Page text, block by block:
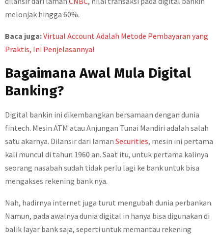
melonjak hingga 60%.
Baca juga:Virtual Account Adalah Metode Pembayaran yang
Praktis, Ini Penjelasannya!
Bagaimana Awal Mula Digital
Banking?
Digital bankin ini dikembangkan bersamaan dengan dunia
fintech. Mesin ATM atau Anjungan Tunai Mandiri adalah salah
satu akarnya. Dilansir dari laman Securities, mesin ini pertama
kali muncul di tahun 1960 an. Saat itu, untuk pertama kalinya
seorang nasabah sudah tidak perlu lagi ke bank untuk bisa
mengakses rekening bank nya.
Nah, hadirnya internet juga turut mengubah dunia perbankan.
Namun, pada awalnya dunia digital in hanya bisa digunakan di
balik layar bank saja, seperti untuk memantau rekening